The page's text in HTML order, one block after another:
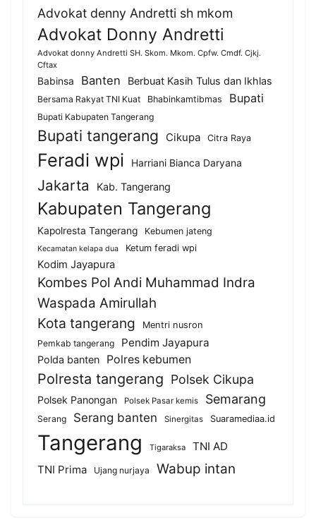
Advokat denny Andretti sh mkom
Advokat Donny Andretti
Advokat donny Andretti SH. Skom. Mkom. Cpfw. Cmdf. Cjkj.
Cftax
Babinsa Banten Berbuat Kasih Tulus dan Ikhlas
Bersama Rakyat TNI Kuat Bhabinkamtibmas Bupati
Bupati Kabupaten Tangerang
Bupati tangerang Cikupa Citra Raya
Feradi wpi Harriani Bianca Daryana
Jakarta Kab. Tangerang
Kabupaten Tangerang
Kapolresta Tangerang Kebumen jateng
Kecamatan kelapa dua Ketum feradi wpi
Kodim Jayapura
Kombes Pol Andi Muhammad Indra
Waspada Amirullah
Kota tangerang
Mentri nusron
Pemkab tangerang
Pendim Jayapura
Polda banten Polres kebumen
Polresta tangerang Polsek Cikupa
Polsek Panongan Polsek Pasar kemis Semarang
Serang Serang banten Sinergitas Suaramediaa.id
Tangerang Tigaraksa
TNI AD
TNI Prima
Ujang nurjaya Wabup intan